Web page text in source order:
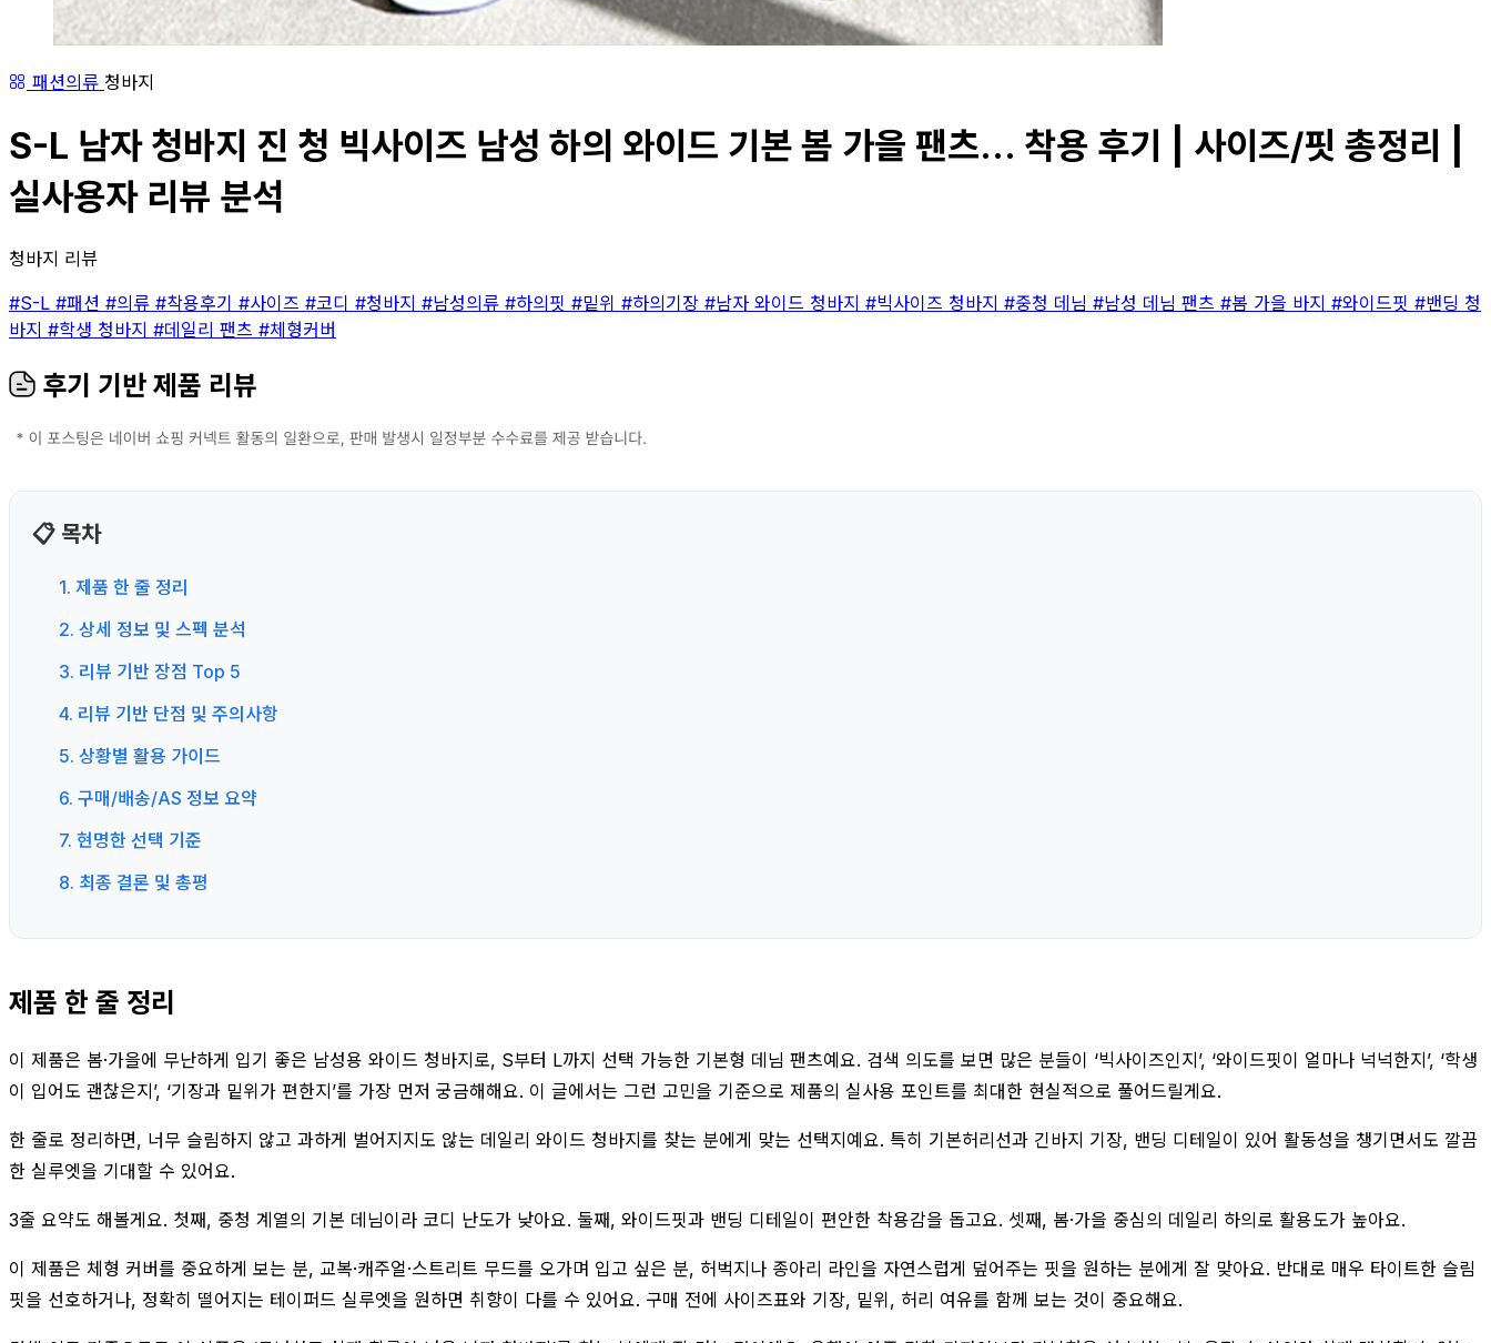
패션의류 청바지
S-L 남자 청바지 진 청 빅사이즈 남성 하의 와이드 기본 봄 가을 팬츠... 착용 후기 | 사이즈/핏 총정리 |
실사용자 리뷰 분석
청바지 리뷰
#S-L #패션 #의류 #착용후기 #사이즈 #코디 #청바지 #남성의류 #하의핏 #밑위 #하의기장 #남자 와이드 청바지 #빅사이즈 청바지 #중청 데님 #남성 데님 팬츠 #봄 가을 바지 #와이드핏 #밴딩 청
바지 #학생 청바지 #데일리 팬츠 #체형커버
후기 기반 제품 리뷰
📋 목차
1. 제품 한 줄 정리
2. 상세 정보 및 스펙 분석
3. 리뷰 기반 장점 Top 5
4. 리뷰 기반 단점 및 주의사항
5. 상황별 활용 가이드
6. 구매/배송/AS 정보 요약
7. 현명한 선택 기준
8. 최종 결론 및 총평
제품 한 줄 정리
이 제품은 봄·가을에 무난하게 입기 좋은 남성용 와이드 청바지로, S부터 L까지 선택 가능한 기본형 데님 팬츠예요. 검색 의도를 보면 많은 분들이 ‘빅사이즈인지’, ‘와이드핏이 얼마나 넉넉한지’, ‘학생
이 입어도 괜찮은지’, ‘기장과 밑위가 편한지’를 가장 먼저 궁금해해요. 이 글에서는 그런 고민을 기준으로 제품의 실사용 포인트를 최대한 현실적으로 풀어드릴게요.
한 줄로 정리하면, 너무 슬림하지 않고 과하게 벌어지지도 않는 데일리 와이드 청바지를 찾는 분에게 맞는 선택지예요. 특히 기본허리선과 긴바지 기장, 밴딩 디테일이 있어 활동성을 챙기면서도 깔끔
한 실루엣을 기대할 수 있어요.
3줄 요약도 해볼게요. 첫째, 중청 계열의 기본 데님이라 코디 난도가 낮아요. 둘째, 와이드핏과 밴딩 디테일이 편안한 착용감을 돕고요. 셋째, 봄·가을 중심의 데일리 하의로 활용도가 높아요.
이 제품은 체형 커버를 중요하게 보는 분, 교복·캐주얼·스트리트 무드를 오가며 입고 싶은 분, 허벅지나 종아리 라인을 자연스럽게 덮어주는 핏을 원하는 분에게 잘 맞아요. 반대로 매우 타이트한 슬림
핏을 선호하거나, 정확히 떨어지는 테이퍼드 실루엣을 원하면 취향이 다를 수 있어요. 구매 전에 사이즈표와 기장, 밑위, 허리 여유를 함께 보는 것이 중요해요.